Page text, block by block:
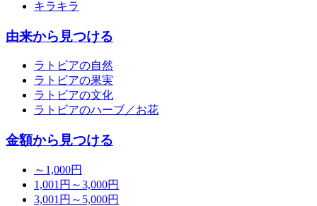
キラキラ
由来から見つける
ラトビアの自然
ラトビアの果実
ラトビアの文化
ラトビアのハーブ／お花
金額から見つける
～1,000円
1,001円～3,000円
3,001円～5,000円